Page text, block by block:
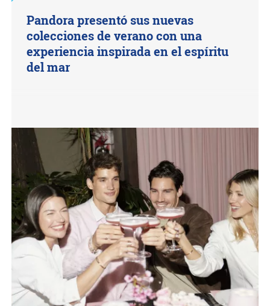
Pandora presentó sus nuevas
colecciones de verano con una
experiencia inspirada en el espíritu
del mar